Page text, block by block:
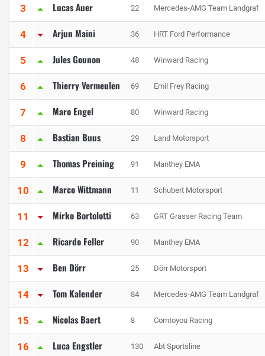
3 Lucas Auer 22 Mercedes-AMG Team Landgraf
4 Arjun Maini 36 HRT Ford Performance
5 Jules Gounon 48 Winward Racing
6 Thierry Vermeulen 69 Emil Frey Racing
7 Maro Engel 80 Winward Racing
8 Bastian Buus 29 Land Motorsport
9 Thomas Preining 91 Manthey EMA
10 Marco Wittmann 11 Schubert Motorsport
11 Mirko Bortolotti 63 GRT Grasser Racing Team
12 Ricardo Feller 90 Manthey EMA
13 Ben Dörr 25 Dörr Motorsport
14 Tom Kalender 84 Mercedes-AMG Team Landgraf
15 Nicolas Baert 8 Comtoyou Racing
16 Luca Engstler 130 Abt Sportsline